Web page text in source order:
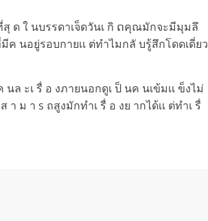
ด ใ นบรรดาเจ็ดวันเ กิ ດคุณมักจะมีมุมลึ
นอยู่รอบกายเเ ต่ทำไมกลั บรู้สึกโดดเดี่ยว
ล ะเ รื่ อ งภายนอกดูเ ป็ นค นเข้มเเ ข็งไม่
ม า s ถสูงมักทำเ รื่ อ งย ากได้เเ ต่ทำเ รื่